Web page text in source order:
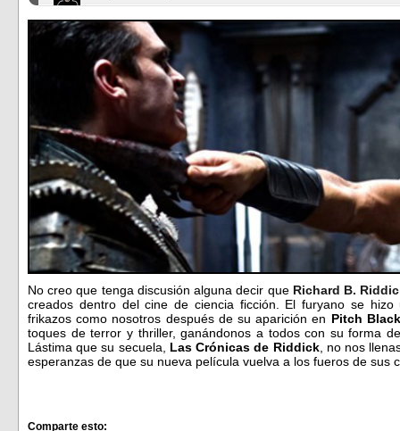
No creo que tenga discusión alguna decir que Richard B.
creados dentro del cine de ciencia ficción. El furyano se
frikazos como nosotros después de su aparición en Pitch Black
toques de terror y thriller, ganándonos a todos con su forma
Lástima que su secuela, Las Crónicas de Riddick, no nos
esperanzas de que su nueva película vuelva a los fueros de sus
Comparte esto: